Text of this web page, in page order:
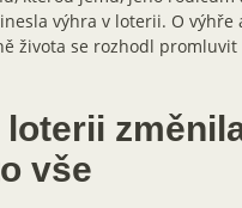
výhra v loterii. O výhře
života se rozhodl promluvit
vše